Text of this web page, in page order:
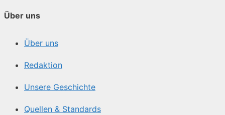
Über uns
Über uns
Redaktion
Unsere Geschichte
Quellen & Standards